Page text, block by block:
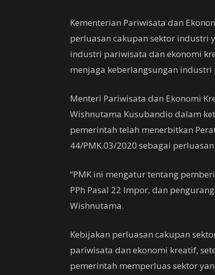
Kementerian Pariwisata dan
perluasan cakupan sektor industri
industri pariwisata dan ekonomi
menjaga keberlangsungan
Menteri Pariwisata dan Ekonomi
Wishnutama Kusubandio dalam
pemerintah telah menerbitkan
44/PMK.03/2020 sebagai
“PMK ini mengatur tentang
PPh Pasal 22 Impor, dan
Wishnutama.
Kebijakan perluasan cakupan
pariwisata dan ekonomi kreatif,
pemerintah memperluas sektor